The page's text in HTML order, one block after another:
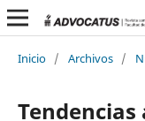
Inicio / Archivos /